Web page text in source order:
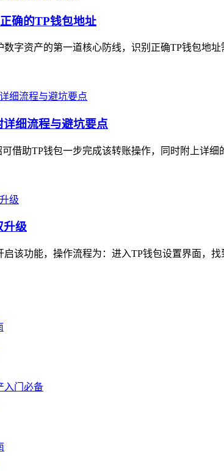
确的TP钱包地址
字资产的第一道核心防线，识别正确TP钱包地
细流程与避坑要点
借助TP钱包一步完成该转账操作，同时附上详
升级
该功能，操作流程为：进入TP钱包设置界面，